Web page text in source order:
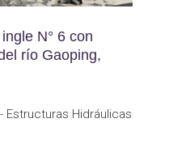
N° 6 con
río Gaoping,
Estructuras Hidráulicas